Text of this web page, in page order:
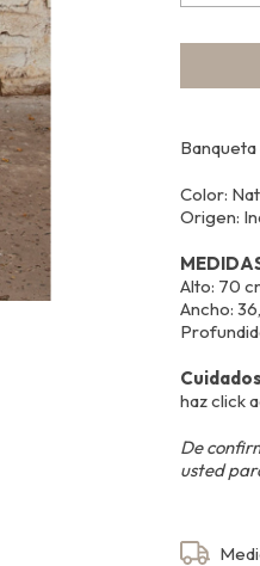
Banqueta
Color:
Origen:
Alto: 70
Ancho:
hazclick
De
usted
Entregas